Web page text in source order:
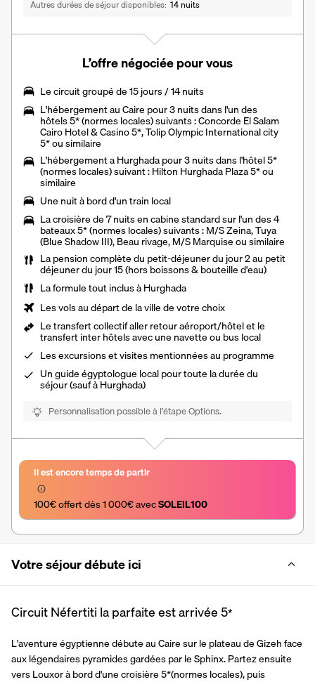
Autres durées de séjour disponibles 14 nuits
L’offre négociée pour vous
Lecircuit groupé de 15 jours / 14 nuits
L'hébergement au Caire pour 3 nuits dans l'un des
hôtels 5* (normes locales) suivants : Concorde El Salam
Cairo Hotel & Casino 5*, Tolip Olympic International city
5* ou similaire
L'hébergement a Hurghada pour 3 nuits dans l'hôtel 5*
(normes locales) suivant : Hilton Hurghada Plaza 5* ou
similaire
Une nuit à bord d'un train local
Lacroisièrede 7 nuits en cabine standard sur l'un des 4
bateaux 5* (normes locales) suivants : M/S Zeina, Tuya
(Blue Shadow III), Beau rivage, M/S Marquise ou similaire
Lapension complètedu petit-déjeuner du jour 2 au petit
déjeuner du jour 15 (hors boissons & bouteille d'eau)
Laformule tout inclusà Hurghada
Les vols au départ de la ville de votre choix
Letransfert collectif aller retour aéroport/hôtel et le
transfert inter hôtelsavec une navette ou bus local
Les excursions et visites mentionnées au programme
Unguide égyptologue localpour toute la durée du
séjour (sauf à Hurghada)
Personnalisation possible à l’étape Options.
Il est encore temps de partir
100€ offert dès 1 000€ avec SOLEIL100
Votre séjour débute ici
Circuit Néfertiti la parfaite est arrivée5*
L'aventure égyptienne débute au Caire sur le plateau de Gizeh face
aux légendaires pyramides gardées par le Sphinx. Partez ensuite
vers Louxor à bord d'une croisière 5*(normes locales), puis